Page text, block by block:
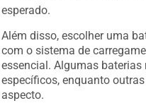
esperado.
Além disso, escolher uma
com o sistema de
essencial. Algumas baterias
específicos, enquanto
aspecto.